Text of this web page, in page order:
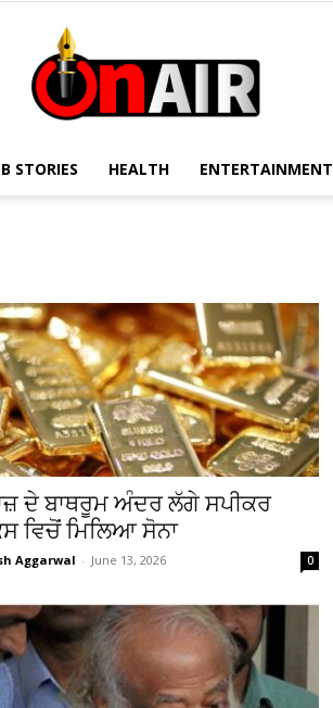
Air
13
STORIES HEALTH ENTERTAINMENT
ਦੇ ਬਾਥਰੂਮ ਅੰਦਰ ਲੱਗੇ ਸਪੀਕਰ
ਵਿਚੋਂ ਮਿਲਿਆ ਸੋਨਾ
Aggarwal - June 13, 2026 0